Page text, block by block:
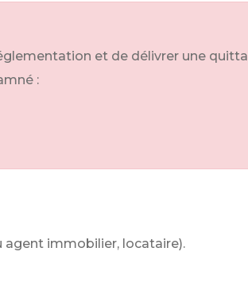
et de délivrer une
:
immobilier, locataire).